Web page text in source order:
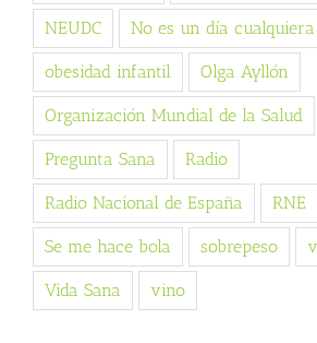
NEUDC No es un día cualquiera
obesidad infantil Olga Ayllón
Organización Mundial de la Salud
Pregunta Sana Radio
Radio Nacional de España RNE
Se me hace bola sobrepeso
Vida Sana vino